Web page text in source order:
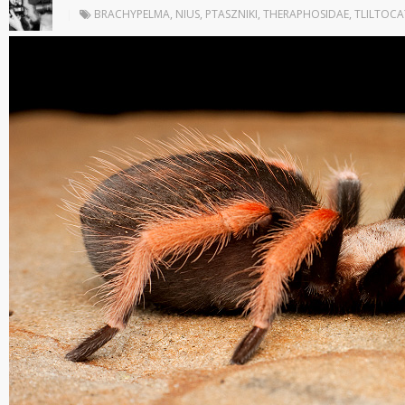
BRACHYPELMA, NIUS, PTASZNIKI, THERAPHOSIDAE,